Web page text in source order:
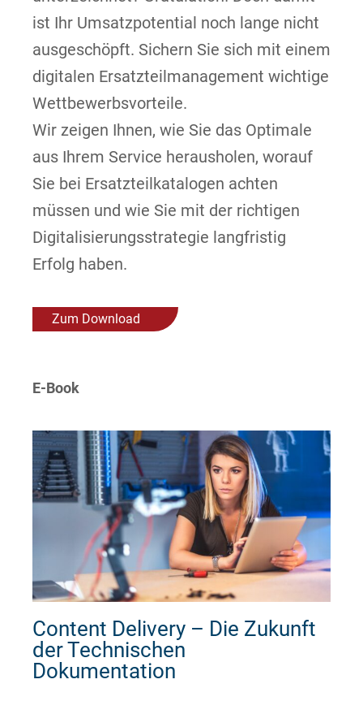
ist Ihr Umsatzpotential noch lange nicht
ausgeschöpft. Sichern Sie sich mit einem
digitalen Ersatzteilmanagement wichtige
Wettbewerbsvorteile.
Wir zeigen Ihnen, wie Sie das Optimale
aus Ihrem Service herausholen, worauf
Sie bei Ersatzteilkatalogen achten
müssen und wie Sie mit der richtigen
Digitalisierungsstrategie langfristig
Erfolg haben.
Zum Download
E-Book
Content Delivery – Die Zukunft
der Technischen
Dokumentation